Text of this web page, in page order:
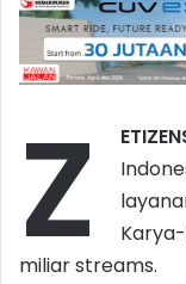
Z
miliar streams.